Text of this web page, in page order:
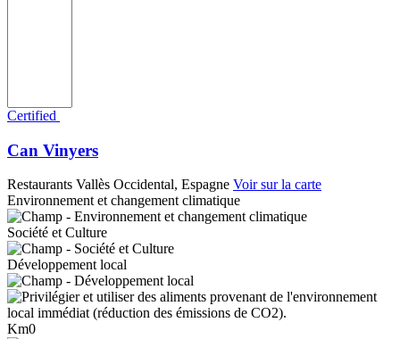
Certified
Can Vinyers
Restaurants Vallès Occidental, Espagne Voir sur la carte
Environnement et changement climatique
Société et Culture
Développement local
Km0